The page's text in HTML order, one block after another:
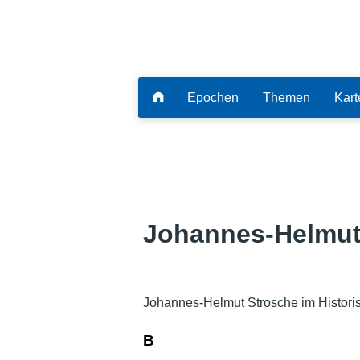
Epochen Themen
Johannes-
Johannes-Helmut Strosche im
B